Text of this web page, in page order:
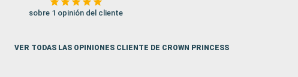
sobre 1 opinión del cliente
VER TODAS LAS OPINIONES CLIENTE DE CROWN PRINCESS